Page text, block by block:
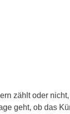
zählt oder
geht, ob das